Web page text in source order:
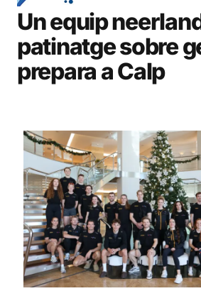
Un equip
patinatge sobre
prepara a Calp